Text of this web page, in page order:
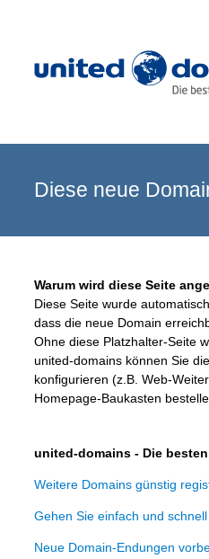
Diese neue
Warum wird diese Seite
Diese Seite wurde
dass die neue Domain
Ohne diese Platzhalter-Seite
united-domains können Sie
konfigurieren (z.B. Web-
Homepage-Baukasten
united-domains - Die
Weitere Domains günstig
Gehen Sie einfach und
Neue Domain-Endungen